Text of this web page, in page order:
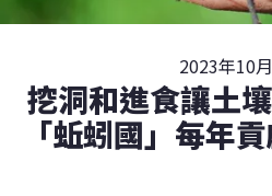
2023年10
挖洞和進食讓土
「蚯蚓國」每年